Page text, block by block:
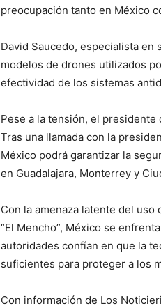
preocupación tanto en México
David Saucedo, especialista
modelos de drones utilizados
efectividad de los sistemas
Pese a la tensión, el
Tras una llamada con la
México podrá garantizar la
en Guadalajara, Monterrey y
Con la amenaza latente del
“El Mencho”, México se
autoridades confían en que la
suficientes para proteger a los
Con información de Los